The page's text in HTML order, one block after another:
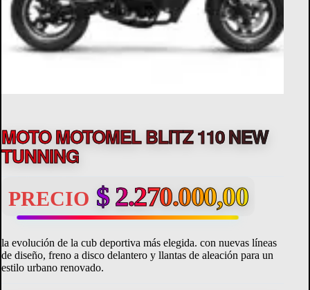
MOTO MOTOMEL BLITZ 110 NEW
TUNNING
PRECIO $2.270.000,00
la evolución de la cub deportiva más elegida. con nuevas líneas
de diseño, freno a disco delantero y llantas de aleación para un
estilo urbano renovado.